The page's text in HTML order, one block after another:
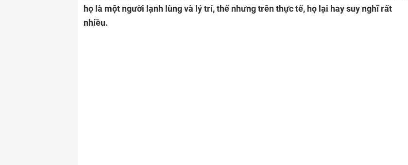
họ là một người lạnh lùng và lý trí, thế nhưng trên thực tế, họ lại hay suy nghĩ rất
nhiều.